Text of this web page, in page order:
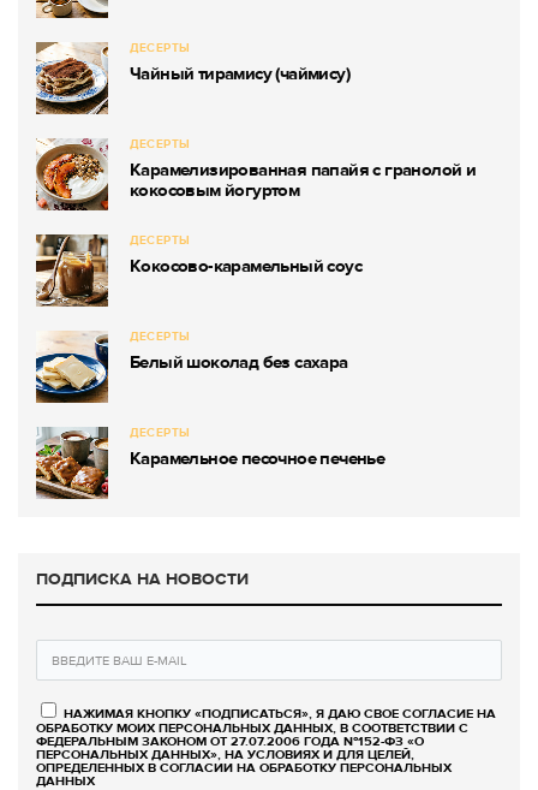
ДЕСЕРТЫ
Чайный тирамису (чаймису)
ДЕСЕРТЫ
Карамелизированная папайя с гранолой и
кокосовым йогуртом
ДЕСЕРТЫ
Кокосово-карамельный соус
ДЕСЕРТЫ
Белый шоколад без сахара
ДЕСЕРТЫ
Карамельное песочное печенье
ПОДПИСКА НА НОВОСТИ
НАЖИМАЯ КНОПКУ «ПОДПИСАТЬСЯ», Я ДАЮ СВОЕ СОГЛАСИЕ НА
ОБРАБОТКУ МОИХ ПЕРСОНАЛЬНЫХ ДАННЫХ, В СООТВЕТСТВИИ С
ФЕДЕРАЛЬНЫМ ЗАКОНОМ ОТ 27.07.2006 ГОДА №152-ФЗ «О
ПЕРСОНАЛЬНЫХ ДАННЫХ», НА УСЛОВИЯХ И ДЛЯ ЦЕЛЕЙ,
ОПРЕДЕЛЕННЫХ В СОГЛАСИИ НА ОБРАБОТКУ ПЕРСОНАЛЬНЫХ
ДАННЫХ